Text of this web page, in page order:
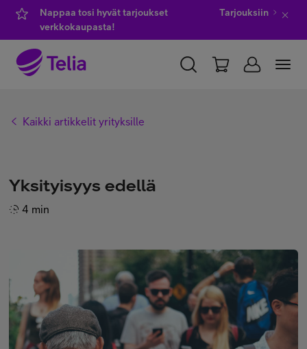
Nappaa tosi hyvät tarjoukset
verkkokaupasta!
Tarjouksiin
Asiakastuki
Minun Telia Yrityksille
Kaikki artikkelit yrityksille
Yksityisyys edellä
4 min